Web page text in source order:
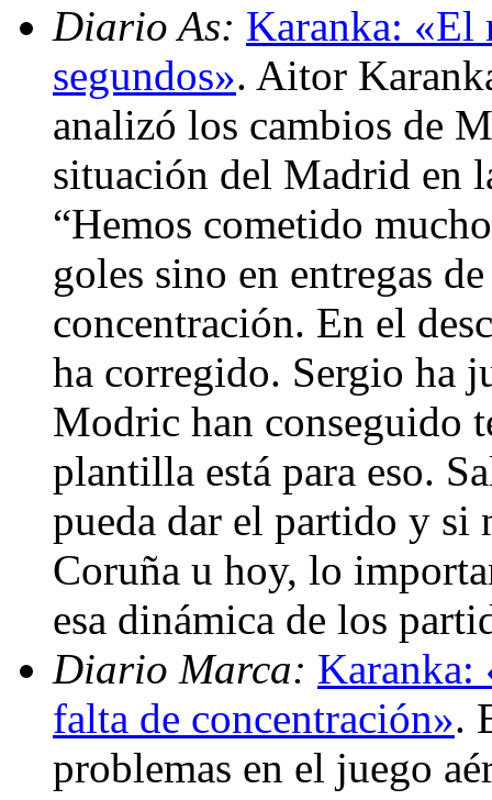
Diario As: Karanka: «El
segundos». Aitor
analizó los cambios de
situación del Madrid en
“Hemos cometido
goles sino en entregas
concentración. En el
ha corregido. Sergio ha
Modric han conseguido
plantilla está para eso.
pueda dar el partido y si
Coruña u hoy, lo
esa dinámica de los
Diario Marca: Karanka:
falta de concentración».
problemas en el juego